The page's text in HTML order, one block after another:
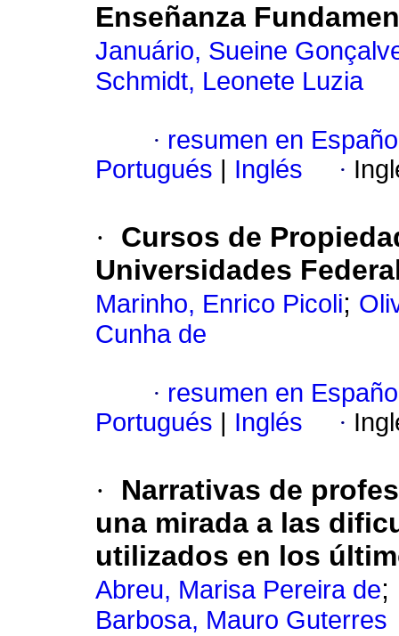
Enseñanza
Januário, Sueine
Schmidt, Leonete Luzia
· resumen en
Portugués
Inglés ·
·
Cursos de
Universidades
Marinho, Enrico Picoli;
Cunha de
· resumen en
Portugués
Inglés ·
·
Narrativas de
una mirada a las
utilizados en los
Abreu, Marisa Pereira de;
Barbosa, Mauro Guterres